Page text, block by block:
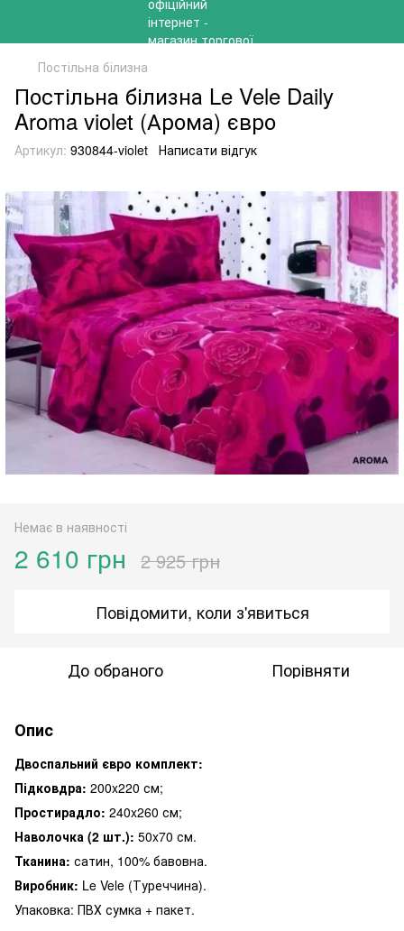
Постільна білизна
Постільна білизна Le Vele Daily
Aroma violet (Арома) євро
Артикул: 930844-violet Написати відгук
Немає в наявності
2 610 грн 2 925 грн
Повідомити, коли з'явиться
До обраного Порівняти
Опис
Двоспальний євро комплект:
Підковдра: 200x220 см;
Простирадло: 240x260 см;
Наволочка (2 шт.): 50x70 см.
Тканина: сатин, 100% бавовна.
Виробник: Le Vele (Туреччина).
Упаковка: ПВХ сумка + пакет.